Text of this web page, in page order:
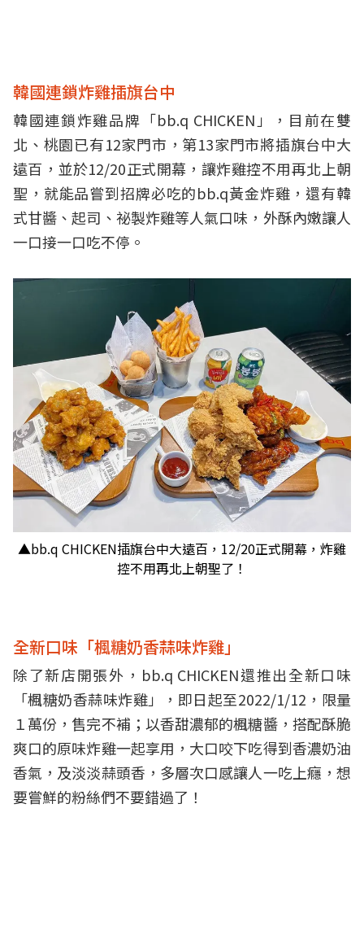
韓國連鎖炸雞插旗台中
韓國連鎖炸雞品牌「bb.q CHICKEN」，目前在雙
北、桃園已有12家門市，第13家門市將插旗台中大
遠百，並於12/20正式開幕，讓炸雞控不用再北上朝
聖，就能品嘗到招牌必吃的bb.q黃金炸雞，還有韓
式甘醬、起司、祕製炸雞等人氣口味，外酥內嫩讓人
一口接一口吃不停。
▲bb.q CHICKEN插旗台中大遠百，12/20正式開幕，炸雞
控不用再北上朝聖了！
全新口味「楓糖奶香蒜味炸雞」
除了新店開張外，bb.q CHICKEN還推出全新口味
「楓糖奶香蒜味炸雞」，即日起至2022/1/12，限量
１萬份，售完不補；以香甜濃郁的楓糖醬，搭配酥脆
爽口的原味炸雞一起享用，大口咬下吃得到香濃奶油
香氣，及淡淡蒜頭香，多層次口感讓人一吃上癮，想
要嘗鮮的粉絲們不要錯過了！